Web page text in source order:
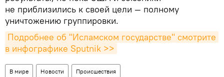
не приблизились к своей цели — полному
уничтожению группировки.
Подробнее об "Исламском государстве" смотрите
в инфографике Sputnik >>
В мире Новости Происшествия